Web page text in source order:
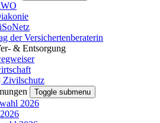
der Versichertenberaterin
& Entsorgung
Zivilschutz
Toggle submenu
2026